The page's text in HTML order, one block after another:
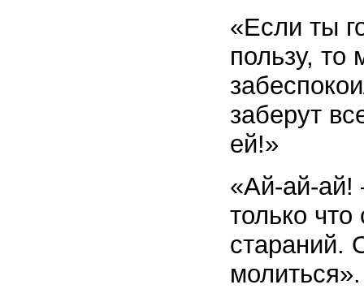
«Если ты
пользу, то
заберут
ей!»
«Ай-ай-ай!
только
стараний.
молиться».